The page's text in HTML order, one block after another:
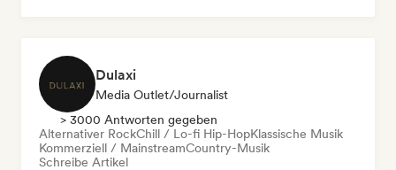
Dulaxi
Media Outlet/Journalist
> 3000 Antworten gegeben
Alternativer RockChill / Lo-fi Hip-HopKlassische Musik
Kommerziell / MainstreamCountry-Musik
Schreibe Artikel